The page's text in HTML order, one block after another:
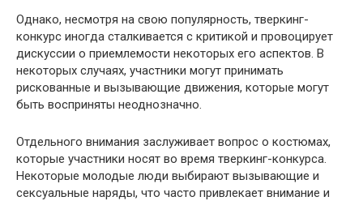
Однако, несмотря на свою популярность, тверкинг-
конкурс иногда сталкивается с критикой и провоцирует
дискуссии о приемлемости некоторых его аспектов. В
некоторых случаях, участники могут принимать
рискованные и вызывающие движения, которые могут
быть восприняты неоднозначно.
Отдельного внимания заслуживает вопрос о костюмах,
которые участники носят во время тверкинг-конкурса.
Некоторые молодые люди выбирают вызывающие и
сексуальные наряды, что часто привлекает внимание и